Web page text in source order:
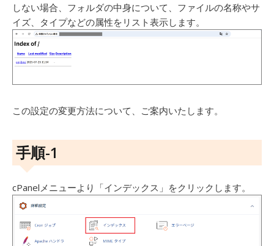
しない場合、フォルダの中身について、ファイルの名称やサ
イズ、タイプなどの属性をリスト表示します。
この設定の変更方法について、ご案内いたします。
手順-1
cPanelメニューより「インデックス」をクリックします。